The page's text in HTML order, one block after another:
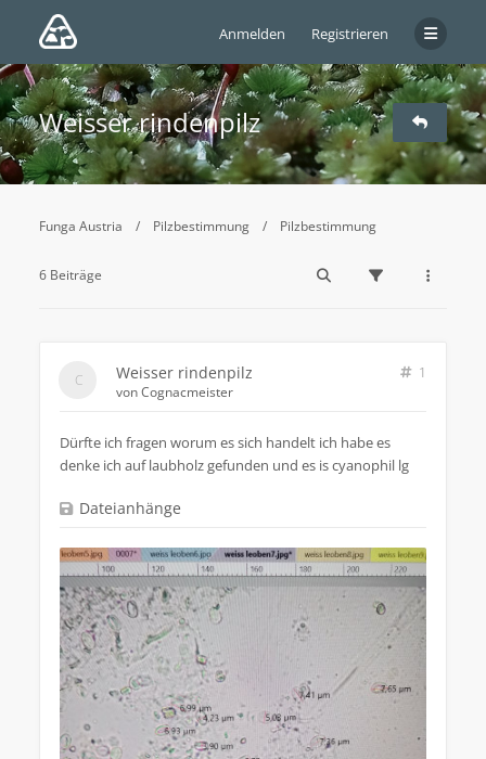
Anmelden Registrieren
Weisser rindenpilz
Funga Austria Pilzbestimmung Pilzbestimmung
6 Beiträge
Weisser rindenpilz
1
vonCognacmeister
Dürfte ich fragen worum es sich handelt ich habe es
denke ich auf laubholz gefunden und es is cyanophil lg
Dateianhänge